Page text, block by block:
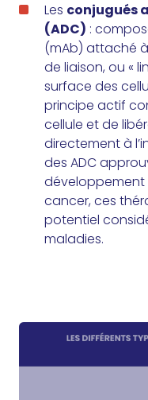
Les conjugués
(ADC) :
(mAb) attaché
de liaison, ou «
surface des
principe actif
cellule et de
directement à
des ADC
développement
cancer, ces
potentiel
maladies.